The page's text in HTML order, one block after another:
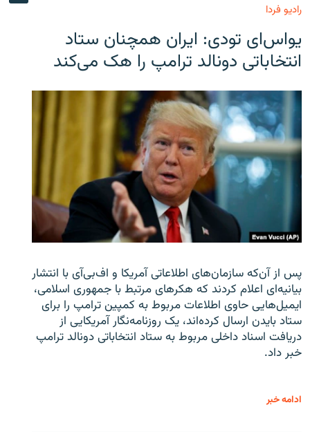
رادیو فردا
یو‌اس‌ای تودی: ایران همچنان ستاد
انتخاباتی دونالد ترامپ را هک می‌کند
پس از آن‌که سازمان‌های اطلاعاتی آمریکا و اف‌بی‌آی با انتشار
بیانیه‌ای اعلام کردند که هکرهای مرتبط با جمهوری اسلامی،
ایمیل‌هایی حاوی اطلاعات مربوط به کمپین ترامپ را برای
ستاد بایدن ارسال کرده‌اند، یک روزنامه‌نگار آمریکایی از
دریافت اسناد داخلی مربوط به ستاد انتخاباتی دونالد ترامپ
خبر داد.
ادامه خبر